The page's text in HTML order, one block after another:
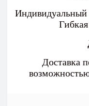
Индивидуальный
Доставка